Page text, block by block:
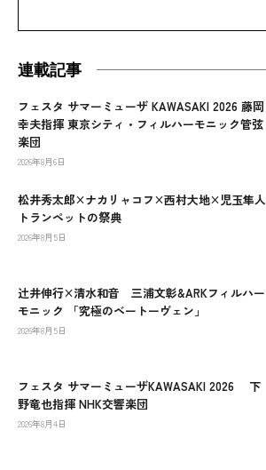
連載記事
フェスタ サマーミューザ KAWASAKI 2026 藤岡
幸夫指揮 東京シティ・フィルハーモニック管弦
楽団
2026年8月6日
松井秀太郎×ナカリャコフ×西村大地×児玉隼人
トランペットの祭典
2026年8月5日
辻󠄀井伸行×清水和音 三浦文彰&ARKフィルハー
モニック 「究極のベートーヴェン」
2026年8月5日
フェスタ サマーミューザKAWASAKI 2026 下
野竜也指揮 NHK交響楽団
2026年8月4日